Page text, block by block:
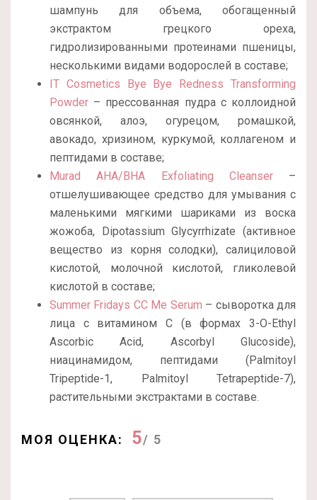
шампунь для объема, обогащенный
экстрактом грецкого ореха,
гидролизированными протеинами пшеницы,
несколькими видами водорослей в составе;
IT Cosmetics Bye Bye Redness Transforming
Powder – прессованная пудра с коллоидной
овсянкой, алоэ, огурецом, ромашкой,
авокадо, хризином, куркумой, коллагеном и
пептидами в составе;
Murad AHA/BHA Exfoliating Cleanser–
отшелушивающее средство для умывания с
маленькими мягкими шариками из воска
жожоба, Dipotassium Glycyrrhizate (активное
вещество из корня солодки), салициловой
кислотой, молочной кислотой, гликолевой
кислотой в составе;
Summer Fridays CC Me Serum – сыворотка для
лица с витамином С (в формах 3-O-Ethyl
Ascorbic Acid, Ascorbyl Glucoside),
ниацинамидом, пептидами (Palmitoyl
Tripeptide-1, Palmitoyl Tetrapeptide-7),
растительными экстрактами в составе.
МОЯ ОЦЕНКА: 5/ 5